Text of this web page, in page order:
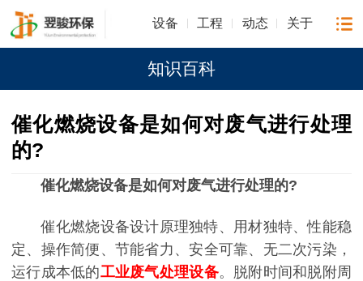
设备 工程 动态 关于
知识百科
催化燃烧设备是如何对废气进行处理
的?
催化燃烧设备是如何对废气进行处理的?
催化燃烧设备设计原理独特、用材独特、性能稳
定、操作简便、节能省力、安全可靠、无二次污染，
运行成本低的工业废气处理设备。脱附时间和脱附周